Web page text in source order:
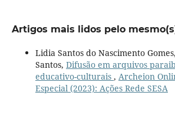
Artigos mais lidos pelo
Lidia Santos do Nascimento
Santos, Difusão em arquivos
educativo-culturais , Archeion
Especial (2023): Ações Rede SESA